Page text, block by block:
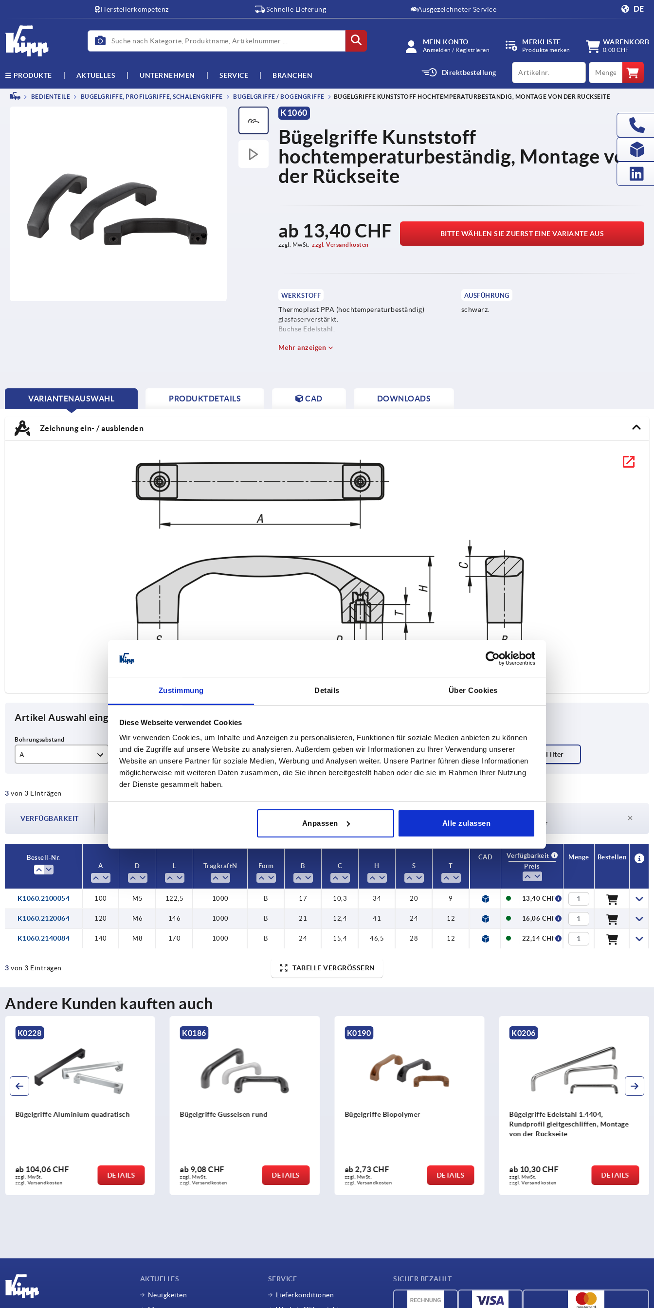
Zustimmung Details Über Cookies
Diese Webseite verwendet Cookies
Wir verwenden Cookies, um Inhalte und Anzeigen zu personalisieren, Funktionen für soziale Medien anbieten zu können
und die Zugriffe auf unsere Website zu analysieren. Außerdem geben wir Informationen zu Ihrer Verwendung unserer
Website an unsere Partner für soziale Medien, Werbung und Analysen weiter. Unsere Partner führen diese Informationen
möglicherweise mit weiteren Daten zusammen, die Sie ihnen bereitgestellt haben oder die sie im Rahmen Ihrer Nutzung
der Dienste gesammelt haben.
Anpassen Alle zulassen
Herstellerkompetenz Schnelle Lieferung Ausgezeichneter Service DE
MEIN KONTO
Anmelden / Registrieren
MERKLISTE
Produkte merken
WARENKORB
0,00 CHF
PRODUKTE AKTUELLES UNTERNEHMEN SERVICE BRANCHEN Direktbestellung
productCode qty
BEDIENTEILE BÜGELGRIFFE, PROFILGRIFFE, SCHALENGRIFFE BÜGELGRIFFE / BOGENGRIFFE BÜGELGRIFFE KUNSTSTOFF HOCHTEMPERATURBESTÄNDIG, MONTAGE VON DER RÜCKSEITE
K1060
Bügelgriffe Kunststoff
hochtemperaturbeständig, Montage von
der Rückseite
ab 13,40 CHF
zzgl. MwSt. zzgl. Versandkosten
BITTE WÄHLEN SIE ZUERST EINE VARIANTE AUS
WERKSTOFF
Thermoplast PPA (hochtemperaturbeständig)
glasfaserverstärkt.
Buchse Edelstahl.
AUSFÜHRUNG
schwarz.
Mehr anzeigen
VARIANTENAUSWAHL
CURRENT
PRODUKTDETAILS CAD DOWNLOADS
Zeichnung ein- / ausblenden
Artikel Auswahl eingrenzen
A
120
M5 122,5
Tragkraft N
1000 B
3 von 3 Einträgen
VERFÜGBARKEIT
Die Verfügbarkeiten werden in regelmäßigen Abständen mehrmals täglich aktualisiert.
1-3 Tage
Lieferzeit auf Anfrage
Derzeit nicht auf Lager
Bestell-Nr.
A
D L Tragkraft N Form B C H S T
CAD
Verfügbarkeit
Preis
Menge Bestellen
K1060.2100054 100 M5 122,5 1000 B 17 10,3 34 20 9 13,40 CHF
K1060.2120064 120 M6 146 1000 B 21 12,4 41 24 12 16,06 CHF
K1060.2140084 140 M8 170 1000 B 24 15,4 46,5 28 12 22,14 CHF
3 von 3 Einträgen TABELLE VERGRÖSSERN
Andere Kunden kauften auch
K0228
Bügelgriffe Aluminium quadratisch
ab 104,06 CHF
zzgl. MwSt.
zzgl. Versandkosten
DETAILS
K0186
Bügelgriffe Gusseisen rund
ab 9,08 CHF
zzgl. MwSt.
zzgl. Versandkosten
DETAILS
K0190
Bügelgriffe Biopolymer
ab 2,73 CHF
zzgl. MwSt.
zzgl. Versandkosten
DETAILS
K0206
Bügelgriffe Edelstahl 1.4404,
Rundprofil gleitgeschliffen, Montage
von der Rückseite
ab 10,30 CHF
zzgl. MwSt.
zzgl. Versandkosten
DETAILS
AKTUELLES
Neuigkeiten
SERVICE
Lieferkonditionen
SICHER BEZAHLT